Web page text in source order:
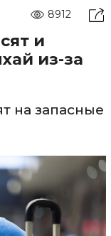
8912
и
из-за
на запасные